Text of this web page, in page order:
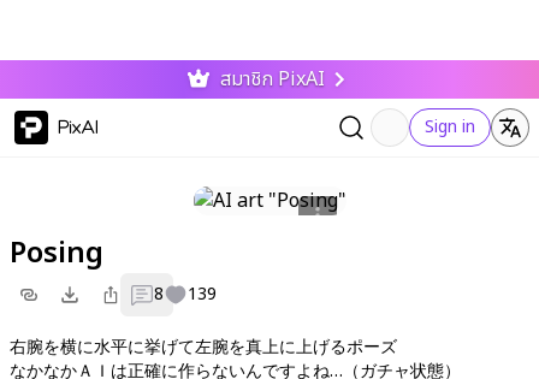
สมาชิก PixAI
PixAI Sign in
Posing
8 139
右腕を横に水平に挙げて左腕を真上に上げるポーズ
なかなかＡＩは正確に作らないんですよね…（ガチャ状態）